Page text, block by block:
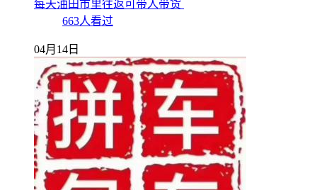
每天油田市里往返可带人带货
663人看过
04月14日